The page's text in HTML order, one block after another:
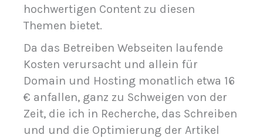
hochwertigen Content zu diesen
Themen bietet.
Da das Betreiben Webseiten laufende
Kosten verursacht und allein für
Domain und Hosting monatlich etwa 16
€ anfallen, ganz zu Schweigen von der
Zeit, die ich in Recherche, das Schreiben
und und die Optimierung der Artikel